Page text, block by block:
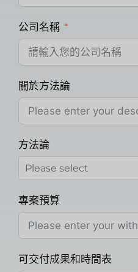
公司名稱
關於方法論
方法論
專案預算
可交付成果和時間表